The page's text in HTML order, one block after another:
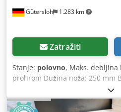
Gütersloh 1.283 km
Zatražiti
Stanje: polovno, Maks. debljina
prohrom Dužina noža: 250 mm
Težina: cca 900 kg Chedju Hy N
Graničnik dubine Veoma dobro